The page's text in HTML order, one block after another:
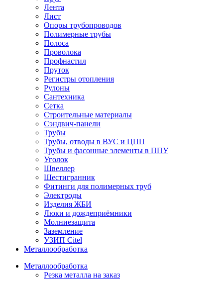
Лента
Лист
Опоры трубопроводов
Полимерные трубы
Полоса
Проволока
Профнастил
Пруток
Регистры отопления
Рулоны
Сантехника
Сетка
Строительные материалы
Сэндвич-панели
Трубы
Трубы, отводы в ВУС и ЦПП
Трубы и фасонные элементы в ППУ
Уголок
Швеллер
Шестигранник
Фитинги для полимерных труб
Электроды
Изделия ЖБИ
Люки и дождеприёмники
Молниезащита
Заземление
УЗИП Citel
Металлообработка
Металлообработка
Резка металла на заказ